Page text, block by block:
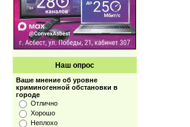
Наш опрос
Ваше мнение об уровне
криминогенной обстановки в
городе
Отлично
Хорошо
Неплохо